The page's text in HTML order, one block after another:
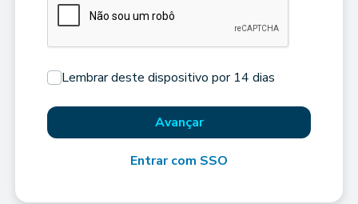
Lembrar deste dispositivo por 14 dias
Avançar
Entrar com SSO